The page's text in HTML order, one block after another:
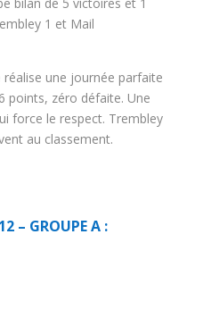
1 et Mail
réalise une journée parfaite
points, zéro défaite. Une
force le respect. Trembley
au classement.
– GROUPE A :